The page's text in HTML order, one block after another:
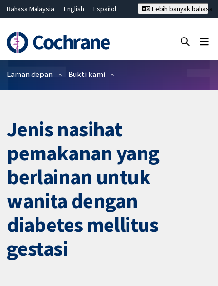
Bahasa Malaysia English
Español
Hrvatski
Deutsch ไทย
繁體中文
简体中文
Lebih banyak bahasa
Penapis
Laman depan Bukti kami
Jenis nasihat
pemakanan yang
berlainan untuk
wanita dengan
diabetes mellitus
gestasi